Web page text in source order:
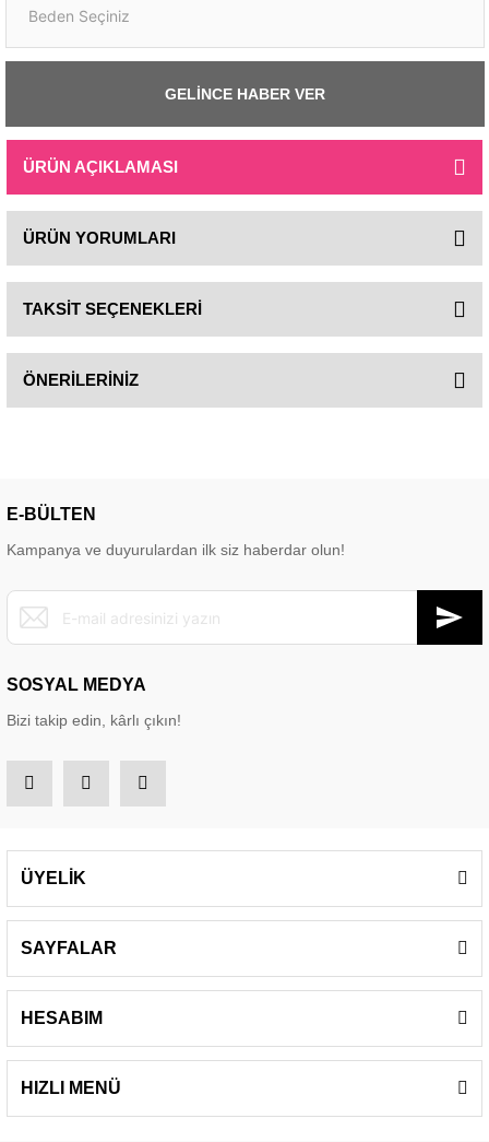
GELİNCE HABER VER
ÜRÜN AÇIKLAMASI
ÜRÜN YORUMLARI
TAKSİT SEÇENEKLERİ
ÖNERİLERİNİZ
E-BÜLTEN
Kampanya ve duyurulardan ilk siz haberdar olun!
SOSYAL MEDYA
Bizi takip edin, kârlı çıkın!
ÜYELİK
SAYFALAR
HESABIM
HIZLI MENÜ